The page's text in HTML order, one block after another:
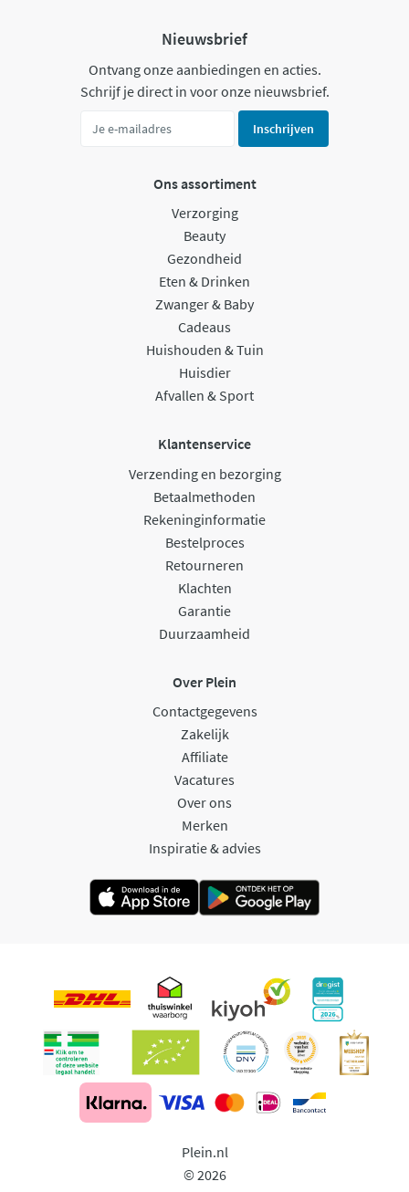
Nieuwsbrief
Ontvang onze aanbiedingen en acties.
Schrijf je direct in voor onze nieuwsbrief.
Inschrijven
Ons assortiment
Verzorging
Beauty
Gezondheid
Eten & Drinken
Zwanger & Baby
Cadeaus
Huishouden & Tuin
Huisdier
Afvallen & Sport
Klantenservice
Verzending en bezorging
Betaalmethoden
Rekeninginformatie
Bestelproces
Retourneren
Klachten
Garantie
Duurzaamheid
Over Plein
Contactgegevens
Zakelijk
Affiliate
Vacatures
Over ons
Merken
Inspiratie & advies
Plein.nl
© 2026